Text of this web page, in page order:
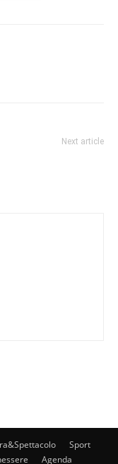
Next article
Sport
Agenda